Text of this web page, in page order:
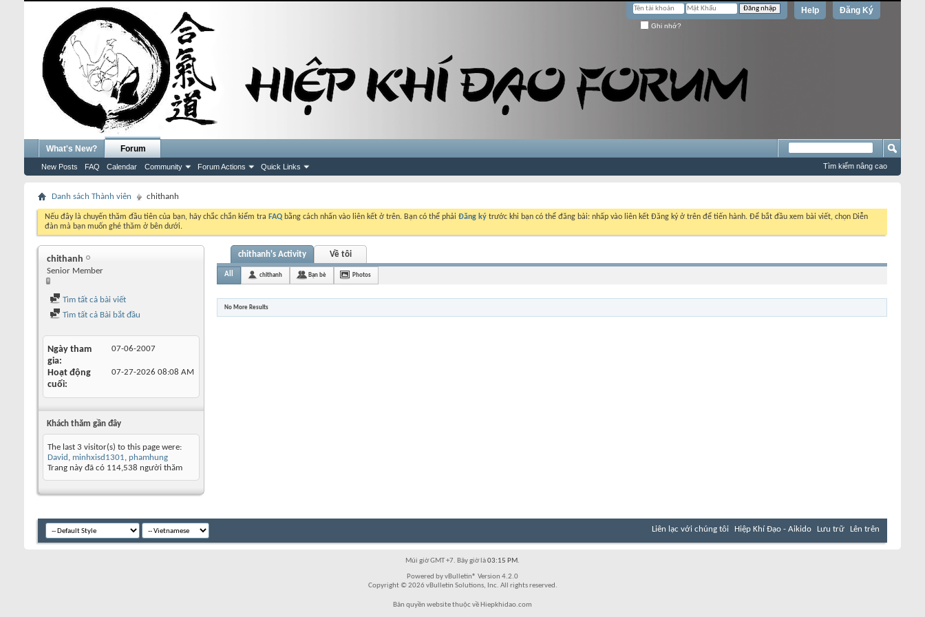
Đăng Ký
Help
Ghi nhớ?
What's New? Forum
New Posts FAQ Calendar Community Forum Actions Quick Links Tìm kiếm nâng cao
Danh sách Thành viên chithanh
Nếu đây là chuyến thăm đầu tiên của bạn, hãy chắc chắn kiểm tra FAQ bằng cách nhấn vào liên kết ở trên. Bạn có thể phải Đăng ký trước khi bạn có thể đăng bài: nhấp vào liên kết Đăng ký ở trên để tiến hành. Để bắt đầu xem bài viết, chọn Diễn
đàn mà bạn muốn ghé thăm ở bên dưới.
chithanh
Senior Member
Tìm tất cả bài viết
Tìm tất cả Bài bắt đầu
Ngày tham
gia
07-06-2007
Hoạt động
cuối
07-27-2026 08:08 AM
Khách thăm gần đây
The last 3 visitor(s) to this page were:
David , minhxisd1301, phamhung
Trang này đã có 114,538 người thăm
chithanh's Activity Về tôi
All chithanh Bạn bè Photos
No More Results
Liên lạc với chúng tôi Hiệp Khí Đạo - Aikido Lưu trữ Lên trên
Múi giờ GMT +7. Bây giờ là03:15 PM.
Powered by vBulletin® Version 4.2.0
Copyright © 2026 vBulletin Solutions, Inc. All rights reserved.
Bản quyền website thuộc về Hiepkhidao.com